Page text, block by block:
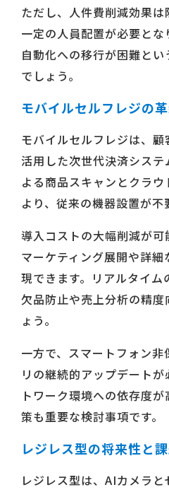
ただし、人件費削減効果
一定の人員配置が必要と
自動化への移行が困難と
でしょう。
モバイルセルフレジの
モバイルセルフレジは、
活用した次世代決済システ
よる商品スキャンとクラ
より、従来の機器設置が不
導入コストの大幅削減が可
マーケティング展開や詳
現できます。リアルタイム
欠品防止や売上分析の精
ょう。
一方で、スマートフォン
リの継続的アップデート
トワーク環境への依存度
策も重要な検討事項です。
レジレス型の将来性と
レジレス型は、AIカメラ